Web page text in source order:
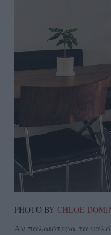
PHOTO BY CHLOE
Αν παλαιότερα τα